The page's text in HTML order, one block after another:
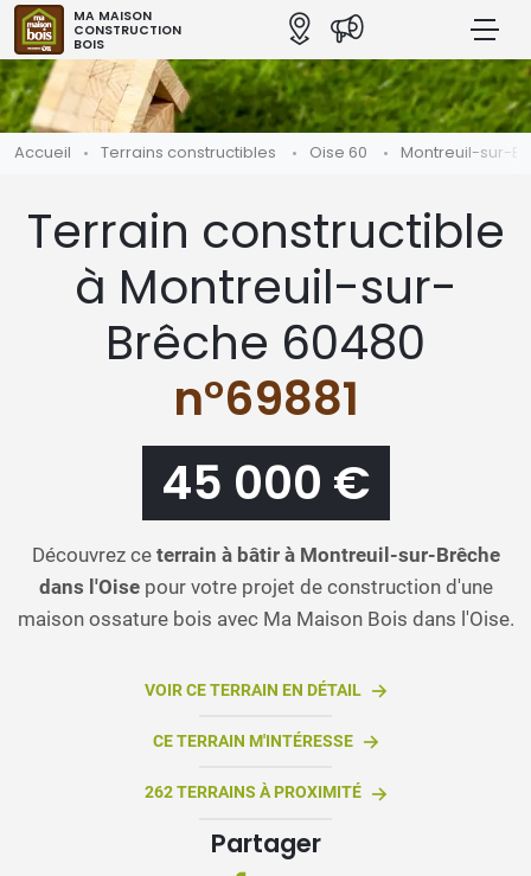
MA MAISON
CONSTRUCTION
BOIS
Accueil Terrains constructibles Oise 60 Montreuil-sur-
Terrain constructible
à Montreuil-sur-
Brêche 60480
n°69881
45 000 €
Découvrez ce terrain à bâtir à Montreuil-sur-Brêche
dans l'Oisepour votre projet de construction d'une
maison ossature bois avec Ma Maison Bois dans l'Oise.
VOIR CE TERRAIN EN DÉTAIL
CE TERRAIN M'INTÉRESSE
262 TERRAINS À PROXIMITÉ
Partager